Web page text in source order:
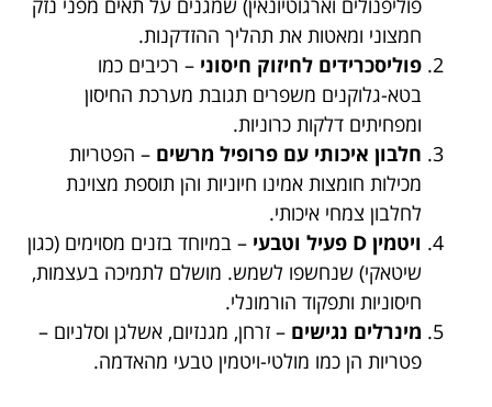
פוליפנולים וארגוטיונאין) שמגנים על תאים מפני נזק
חמצוני ומאטות את תהליך ההזדקנות.
פוליסכרידים לחיזוק חיסוני – רכיבים כמו
בטא-גלוקנים משפרים תגובת מערכת החיסון
ומפחיתים דלקות כרוניות.
חלבון איכותי עם פרופיל מרשים – הפטריות
מכילות חומצות אמינו חיוניות והן תוספת מצוינת
לחלבון צמחי איכותי.
ויטמין D פעיל וטבעי
– במיוחד בזנים מסוימים (כגון
שיטאקי) שנחשפו לשמש. מושלם לתמיכה בעצמות,
חיסוניות ותפקוד הורמונלי.
מינרלים נגישים – זרחן, מגנזיום, אשלגן וסלניום –
פטריות הן כמו מולטי-ויטמין טבעי מהאדמה.